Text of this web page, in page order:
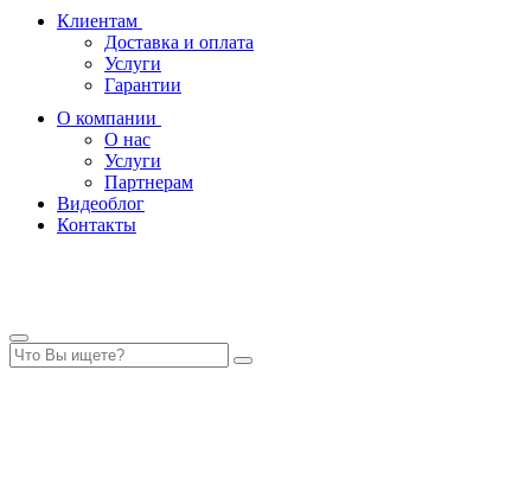
Клиентам
Доставка и оплата
Услуги
Гарантии
О компании
О нас
Услуги
Партнерам
Видеоблог
Контакты